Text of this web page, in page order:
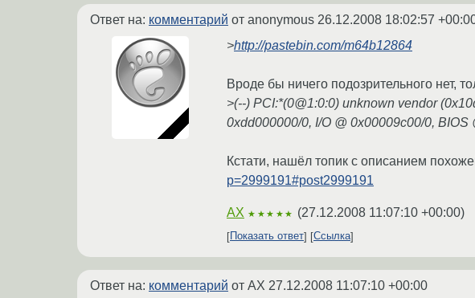
Ответ на: комментарий от anonymous 26.12.2008 18:02:57
>http://pastebin.com/m64b12864
Вроде бы ничего подозрительного нет,
>(--) PCI:*(0@1:0:0) unknown vendor
0xdd000000/0, I/O @ 0x00009c00/0, BIOS
Кстати, нашёл топик с описанием
p=2999191#post2999191
AX ★★★★★ (27.12.2008 11:07:10 +00:00)
Показать ответ Ссылка
Ответ на: комментарий от AX 27.12.2008 11:07:10 +00:00